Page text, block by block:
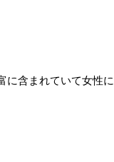
に含まれていて女性に